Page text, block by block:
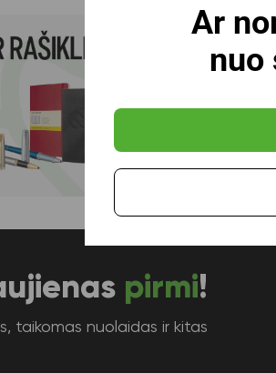
pirmi!
taikomas nuolaidas ir kitas
Ar
nuo